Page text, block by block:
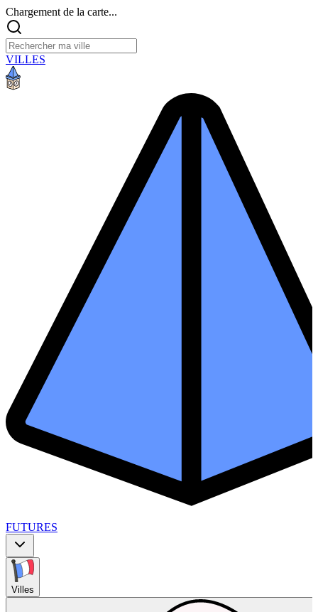
Chargement de la carte...
VILLES
FUTURES
Villes